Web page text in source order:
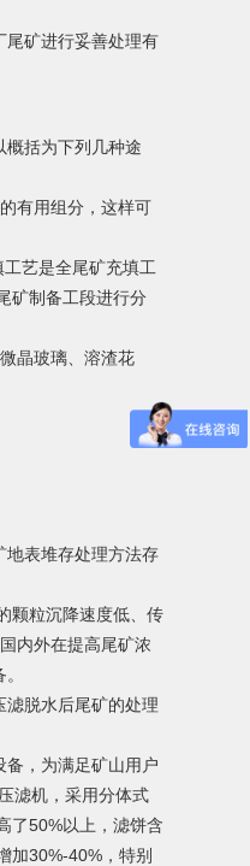
尾矿进行妥善处理有
概括为下列几种途
有用组分，这样可
艺是全尾矿充填工
矿制备工段进行分
晶玻璃、溶渣花
地表堆存处理方法存
颗粒沉降速度低、传
内外在提高尾矿浓
脱水后尾矿的处理
，为满足矿山用户
滤机，采用分体式
了50%以上，滤饼含
加30%-40%，特别